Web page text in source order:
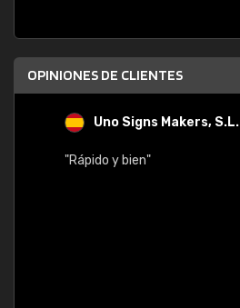
OPINIONES DE CLIENTES
Uno Signs Makers, S.L.
"Rápido y bien"